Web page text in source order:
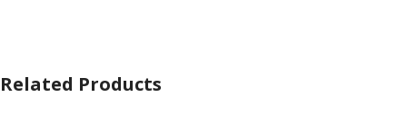
Related Products